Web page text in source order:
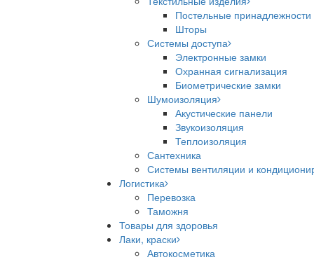
Постельные принадлежности
Шторы
Системы доступа
Электронные замки
Охранная сигнализация
Биометрические замки
Шумоизоляция
Акустические панели
Звукоизоляция
Теплоизоляция
Сантехника
Системы вентиляции и
Логистика
Перевозка
Таможня
Товары для здоровья
Лаки, краски
Автокосметика